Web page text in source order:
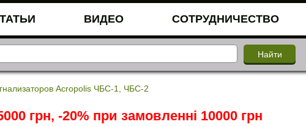
ВИДЕО СОТРУДНИЧЕСТВО
Acropolis ЧБС-1, ЧБС-2
грн, -20% при замовленні 10000 грн